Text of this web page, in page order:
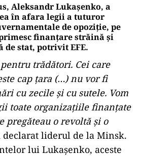
Aleksandr Lukaşenko, a
în afara legii a tuturor
de opoziţie, pe
finanţare străină şi
de stat, potrivit EFE.
trădători. Cei care
cap ţara (…) nu vor fi
cu zecile şi cu sutele. Vom
toate organizaţiile finanţate
pregăteau o revoltă şi o
declarat liderul de la Minsk.
lui Lukaşenko, aceste